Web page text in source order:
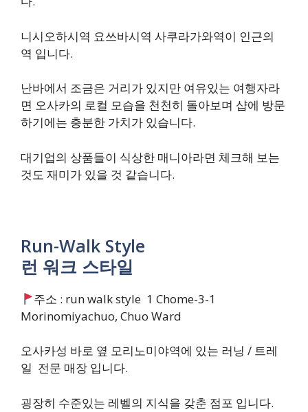
​니시오하시역 요쓰바시역 사쿠라가와역이 인근의
역 입니다.
난바에서 조금은 거리가 있지만 여유있는 여행자라
면 오사카의 로컬 모습을 천천히 돌아보며 샵에 방문
하기에는 충분한 가치가 있습니다.
대기업의 상품들이 식상한 매니아라면 체크해 보는
것도 재미가 있을 것 같습니다.
Run-Walk Style
런 워크 스타일
주소 : run walk style 1 Chome-3-1
Morinomiyachuo, Chuo Ward
오사카성 바로 옆 모리노미야역에 있는 러닝 / 트레
일 전문 매장 입니다.
굉장히 수준있는 레벨의 지식을 갖춘 점포 입니다.